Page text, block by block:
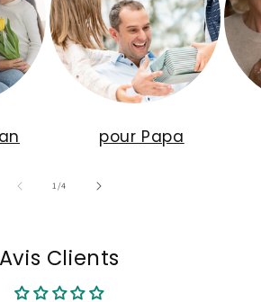
pour Papa
1/de
4
Avis Clients